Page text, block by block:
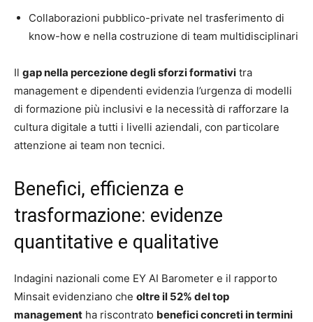
Collaborazioni pubblico-private nel trasferimento di
know-how e nella costruzione di team multidisciplinari
Il gap nella percezione degli sforzi formativi tra
management e dipendenti evidenzia l’urgenza di modelli
di formazione più inclusivi e la necessità di rafforzare la
cultura digitale a tutti i livelli aziendali, con particolare
attenzione ai team non tecnici.
Benefici, efficienza e
trasformazione: evidenze
quantitative e qualitative
Indagini nazionali come EY AI Barometer e il rapporto
Minsait evidenziano che oltre il 52% del top
management ha riscontrato benefici concreti in termini